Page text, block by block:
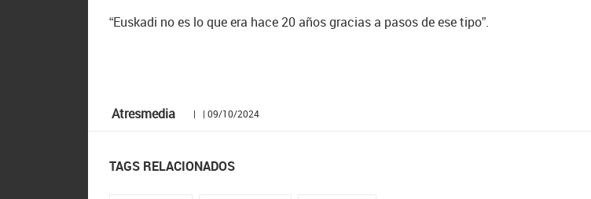
“Euskadi no es lo que era hace 20 años gracias a pasos de ese tipo”.
Atresmedia | | 09/10/2024
TAGS RELACIONADOS